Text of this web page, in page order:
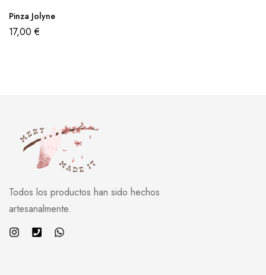
Pinza Jolyne
17,00€
Todos los productos han sido hechos
artesanalmente.